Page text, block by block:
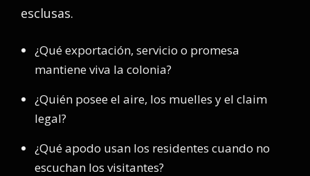
esclusas.
¿Qué exportación, servicio o promesa
mantiene viva la colonia?
¿Quién posee el aire, los muelles y el claim
legal?
¿Qué apodo usan los residentes cuando no
escuchan los visitantes?